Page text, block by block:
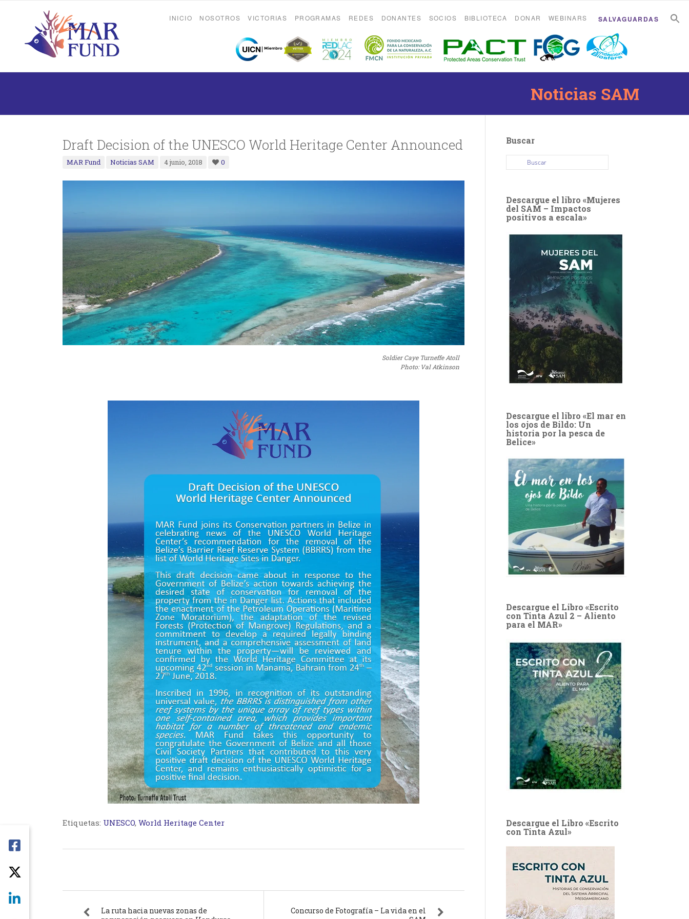
INICIO NOSOTROS VICTORIAS PROGRAMAS REDES DONANTES SOCIOS BIBLIOTECA DONAR WEBINARS SALVAGUARDAS
Noticias SAM
Draft Decision of the UNESCO World Heritage Center Announced
MAR Fund Noticias SAM 4 junio, 2018 0
Soldier Caye Turneffe Atoll
Photo: Val Atkinson
Etiquetas: UNESCO, World Heritage Center
La ruta hacia nuevas zonas de
Concurso de Fotografía – La vida en el
Buscar
Descargue el libro «Mujeres
del SAM – Impactos
positivos a escala»
Descargue el libro «El mar en
los ojos de Bildo: Un
historia por la pesca de
Belice»
Descargue el Libro «Escrito
con Tinta Azul 2 – Aliento
para el MAR»
Descargue el Libro «Escrito
con Tinta Azul»